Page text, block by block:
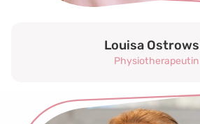
Louisa
Physiotherapeutin